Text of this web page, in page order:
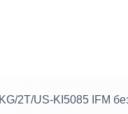
2T/US-KI5085 IFM